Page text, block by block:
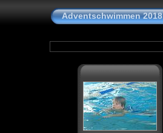
Adventschwimmen 2018